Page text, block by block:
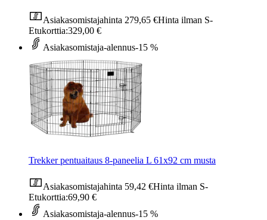
Asiakasomistajahinta 279,65 €Hinta ilman S-
Etukorttia:329,00 €
Asiakasomistaja-alennus-15 %
Trekker pentuaitaus 8-paneelia L 61x92 cm musta
Asiakasomistajahinta 59,42 €Hinta ilman S-
Etukorttia:69,90 €
Asiakasomistaja-alennus-15 %